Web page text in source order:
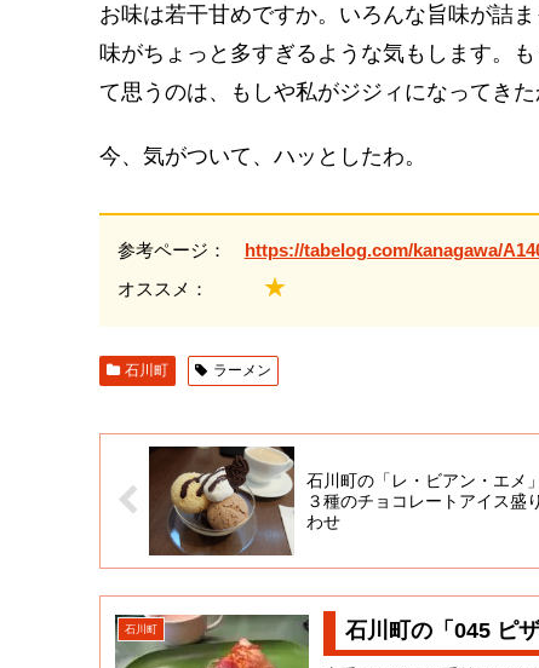
お味は若干甘めですか。いろんな旨味が詰
味がちょっと多すぎるような気もします。
て思うのは、もしや私がジジィになってき
今、気がついて、ハッとしたわ。
参考ページ： https://tabelog.com/kanagawa/
オススメ： ★
石川町 ラーメン
石川町の「レ・ビアン・エメ
３種のチョコレートアイス盛
わせ
石川町 石川町の「045 ピ